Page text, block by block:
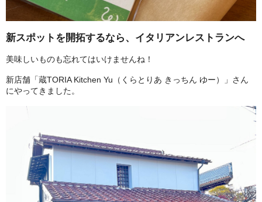
新スポットを開拓するなら、イタリアンレストランへ
美味しいものも忘れてはいけませんね！
新店舗「蔵TORIA Kitchen Yu（くらとりあ きっちん ゆー）」さん
にやってきました。